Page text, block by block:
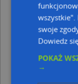
Najbliższe
Kod pocztowy 32-
Kod pocztowy 32-
Punkty w
wszystkie".
swoje
Dowiedz
POKAŻ
→